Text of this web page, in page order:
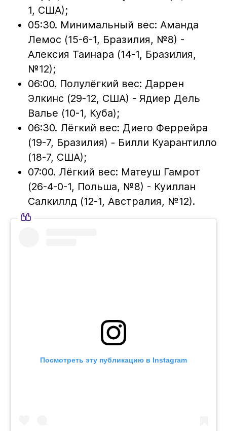
1, США);
05:30. Минимальный вес: Аманда
Лемос (15-6-1, Бразилия, №8) -
Алексия Таинара (14-1, Бразилия,
№12);
06:00. Полулёгкий вес: Даррен
Элкинс (29-12, США) - Ядиер Дель
Валье (10-1, Куба);
06:30. Лёгкий вес: Диего Феррейра
(19-7, Бразилия) - Билли Куарантилло
(18-7, США);
07:00. Лёгкий вес: Матеуш Гамрот
(26-4-0-1, Польша, №8) - Куиллан
Салкиллд (12-1, Австралия, №12).
Посмотреть эту публикацию в Instagram